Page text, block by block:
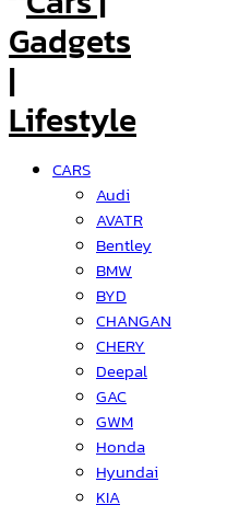
CARS
Audi
AVATR
Bentley
BMW
BYD
CHANGAN
CHERY
Deepal
GAC
GWM
Honda
Hyundai
KIA